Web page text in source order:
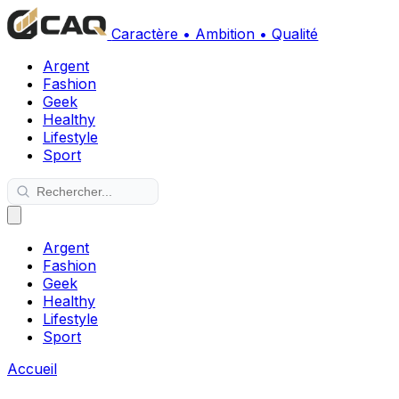
Caractère • Ambition • Qualité
Argent
Fashion
Geek
Healthy
Lifestyle
Sport
Argent
Fashion
Geek
Healthy
Lifestyle
Sport
Accueil